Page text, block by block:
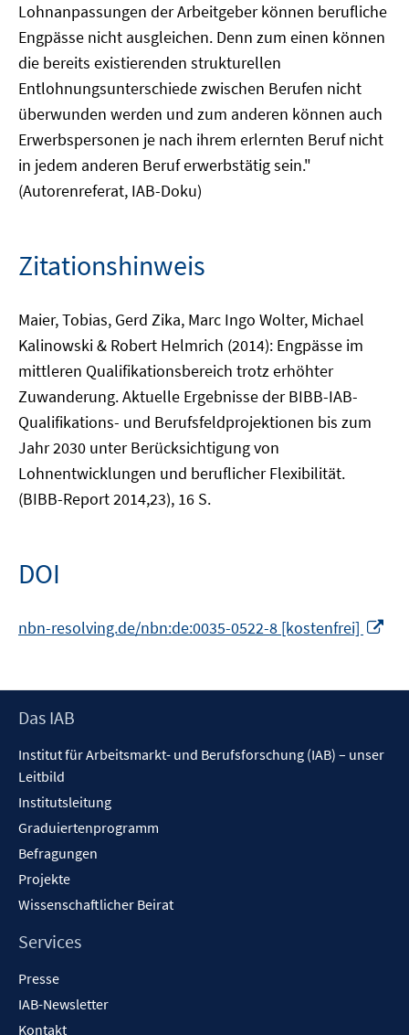
Lohnanpassungen der Arbeitgeber können berufliche
Engpässe nicht ausgleichen. Denn zum einen können
die bereits existierenden strukturellen
Entlohnungsunterschiede zwischen Berufen nicht
überwunden werden und zum anderen können auch
Erwerbspersonen je nach ihrem erlernten Beruf nicht
in jedem anderen Beruf erwerbstätig sein."
(Autorenreferat, IAB-Doku)
Zitationshinweis
Maier, Tobias, Gerd Zika, Marc Ingo Wolter, Michael
Kalinowski & Robert Helmrich (2014): Engpässe im
mittleren Qualifikationsbereich trotz erhöhter
Zuwanderung. Aktuelle Ergebnisse der BIBB-IAB-
Qualifikations- und Berufsfeldprojektionen bis zum
Jahr 2030 unter Berücksichtigung von
Lohnentwicklungen und beruflicher Flexibilität.
(BIBB-Report 2014,23), 16 S.
DOI
nbn-resolving.de/nbn:de:0035-0522-8 [kostenfrei]
Footer
Das IAB
Institut für Arbeitsmarkt- und Berufsforschung (IAB) – unser
Leitbild
Institutsleitung
Graduiertenprogramm
Befragungen
Projekte
Wissenschaftlicher Beirat
Services
Presse
IAB-Newsletter
Kontakt